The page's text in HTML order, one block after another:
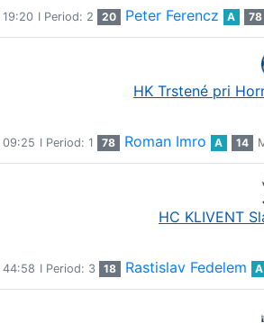
19:20 I Period: 2 20 Peter Ferencz A 78
HK Trstené pri
09:25 I Period: 1 78 Roman Imro A 14
HC KLIVENT
44:58 I Period: 3 18 Rastislav Fedelem A